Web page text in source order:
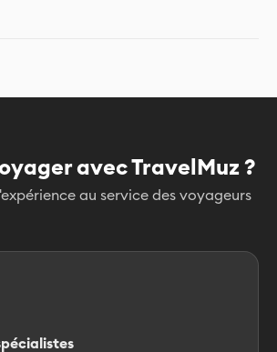
avec TravelMuz ?
au service des voyageurs